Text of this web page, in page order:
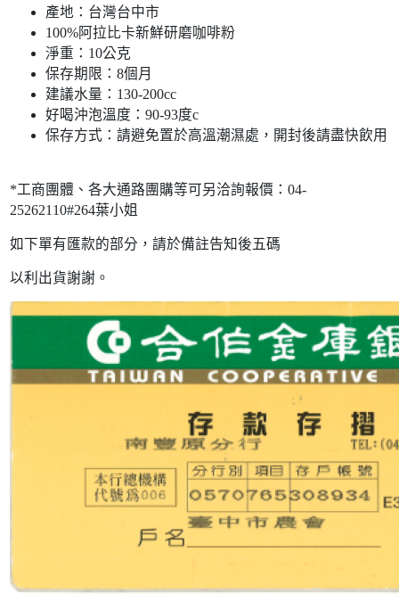
產地：台灣台中市
100%阿拉比卡新鮮研磨咖啡粉
淨重：10公克
保存期限：8個月
建議水量：130-200cc
好喝沖泡溫度：90-93度c
保存方式：請避免置於高溫潮濕處，開封後請盡快飲用
*工商團體、各大通路團購等可另洽詢報價：04-
25262110#264葉小姐
如下單有匯款的部分，請於備註告知後五碼
以利出貨謝謝。